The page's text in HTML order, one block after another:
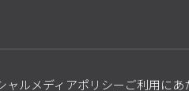
ャルメディアポリシーご利用にあ